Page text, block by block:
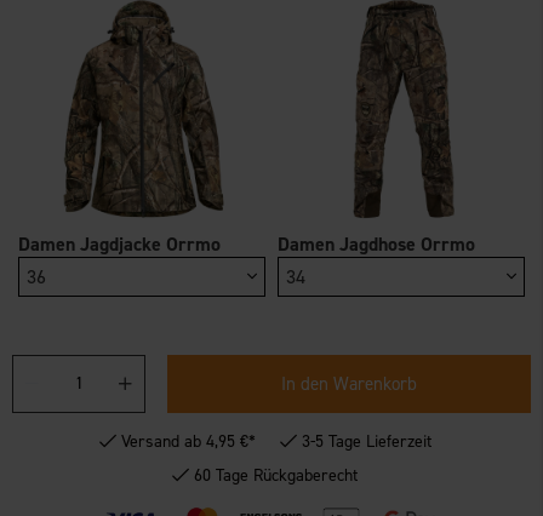
Damen Jagdjacke Orrmo
36
Damen Jagdhose Orrmo
34
In den Warenkorb
Versand ab 4,95 €*
3-5 Tage Lieferzeit
60 Tage Rückgaberecht